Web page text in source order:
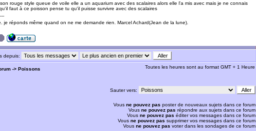
rouge style queue de voile elle a un aquarium avec des scalaires alors elle l'a mis avec mais je ne connais
faut à ce poisson pense tu qu'il puisse survivre avec des scalaires
je réponds même quand on ne me demande rien. Marcel Achard(Jean de la lune).
depuis:
-> Poissons Toutes les heures sont au format GMT + 1 Heure
Sauter vers:
Vous ne pouvez pas poster de nouveaux sujets dans ce forum
Vous ne pouvez pas répondre aux sujets dans ce forum
Vous ne pouvez pas éditer vos messages dans ce forum
Vous ne pouvez pas supprimer vos messages dans ce forum
Vous ne pouvez pas voter dans les sondages de ce forum